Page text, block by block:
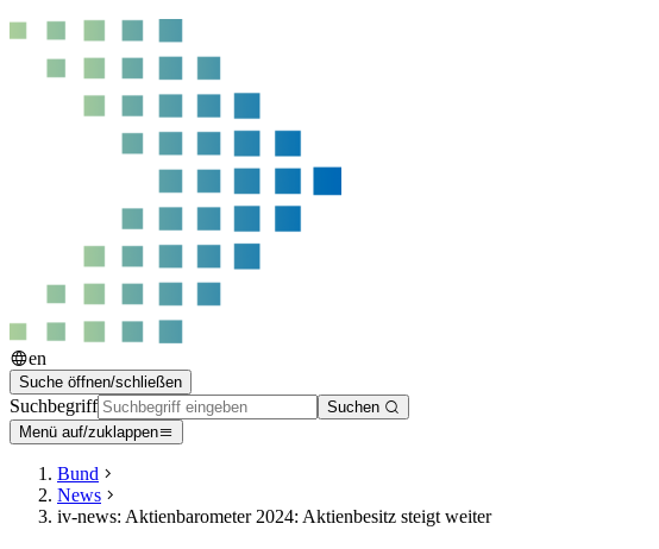
en
Suche öffnen/schließen
Suchbegriff
Suchen
Menü auf/zuklappen
Bund
News
iv-news: Aktienbarometer 2024: Aktienbesitz steigt weiter